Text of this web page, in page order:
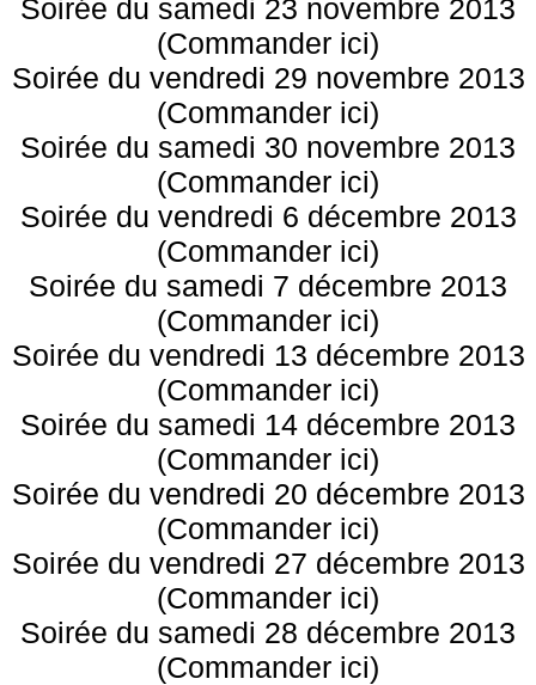
Soirée du samedi 23 novembre 2013
(Commander ici)
Soirée du vendredi 29 novembre 2013
(Commander ici)
Soirée du samedi 30 novembre 2013
(Commander ici)
Soirée du vendredi 6 décembre 2013
(Commander ici)
Soirée du samedi 7 décembre 2013
(Commander ici)
Soirée du vendredi 13 décembre 2013
(Commander ici)
Soirée du samedi 14 décembre 2013
(Commander ici)
Soirée du vendredi 20 décembre 2013
(Commander ici)
Soirée du vendredi 27 décembre 2013
(Commander ici)
Soirée du samedi 28 décembre 2013
(Commander ici)